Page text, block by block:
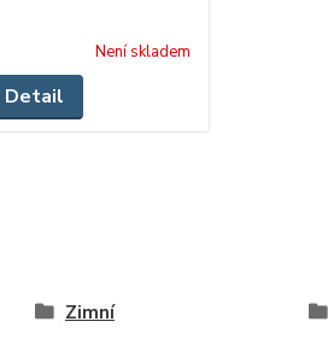
Není skladem
Detail
Zimní